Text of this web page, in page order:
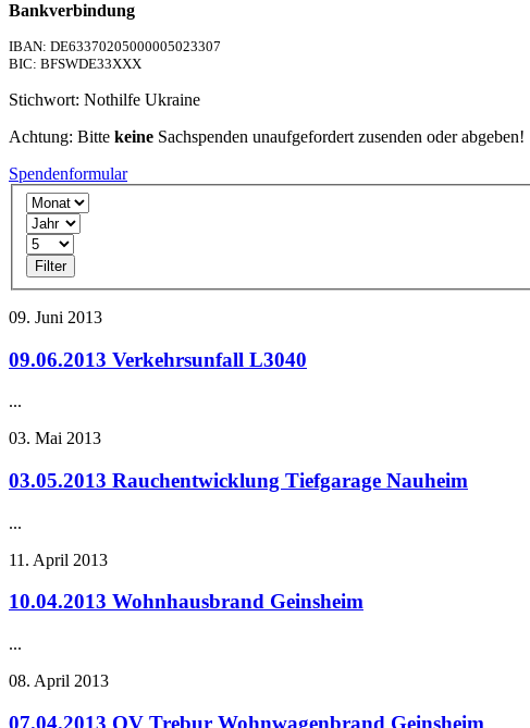
Bankverbindung
IBAN: DE63370205000005023307
BIC: BFSWDE33XXX
Stichwort: Nothilfe Ukraine
Achtung: Bitte keine Sachspenden unaufgefordert zusenden oder abgeben!
Spendenformular
Filter
09. Juni 2013
09.06.2013 Verkehrsunfall L3040
...
03. Mai 2013
03.05.2013 Rauchentwicklung Tiefgarage Nauheim
...
11. April 2013
10.04.2013 Wohnhausbrand Geinsheim
...
08. April 2013
07.04.2013 OV Trebur Wohnwagenbrand Geinsheim